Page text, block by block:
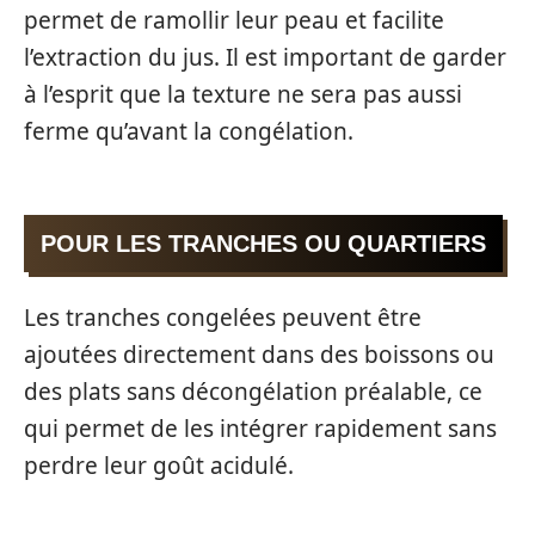
permet de ramollir leur peau et facilite
l’extraction du jus. Il est important de garder
à l’esprit que la texture ne sera pas aussi
ferme qu’avant la congélation.
POUR LES TRANCHES OU QUARTIERS
Les tranches congelées peuvent être
ajoutées directement dans des boissons ou
des plats sans décongélation préalable, ce
qui permet de les intégrer rapidement sans
perdre leur goût acidulé.